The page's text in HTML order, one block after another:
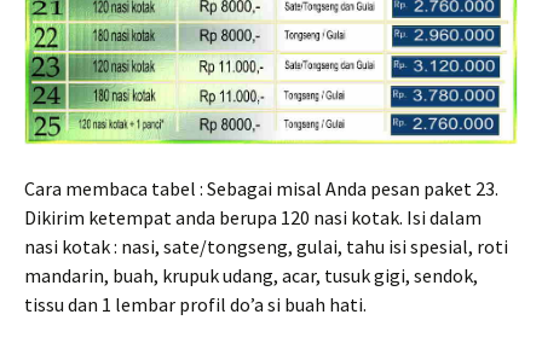
Cara membaca tabel : Sebagai misal Anda pesan paket 23.
Dikirim ketempat anda berupa 120 nasi kotak. Isi dalam
nasi kotak : nasi, sate/tongseng, gulai, tahu isi spesial, roti
mandarin, buah, krupuk udang, acar, tusuk gigi, sendok,
tissu dan 1 lembar profil do’a si buah hati.